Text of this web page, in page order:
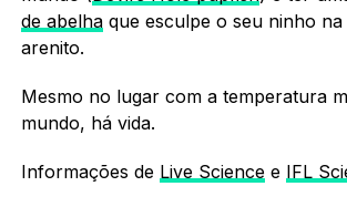
de abelhaque esculpe o seu ninho
arenito.
Mesmo no lugar com a temperatura
mundo, há vida.
Informações de Live Sciencee IFL